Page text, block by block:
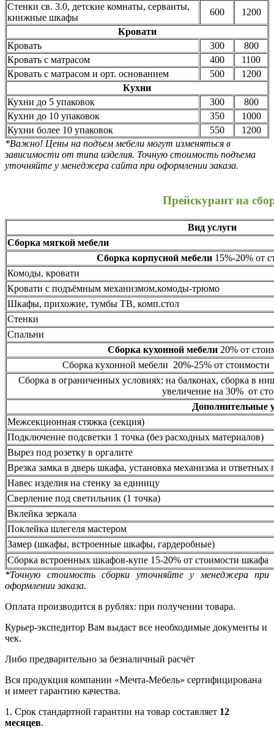
Стенки св. 3.0, детские комнаты, серванты,
книжные шкафы
600
1200
Кровати
Кровать
300
800
Кровать с матрасом
400
1100
Кровать с матрасом и орт. основанием
500
1200
Кухни
Кухни до 5 упаковок
300
800
Кухни до 10 упаковок
350
1000
Кухни более 10 упаковок
550
1200
*Важно! Цены на подъем мебели могут изменяться в
зависимости от типа изделия. Точную стоимость подъема
уточняйте у менеджера сайта при оформлении заказа.
Прейскурант на
Вид услуги
Сборка мягкой мебели
Сборка корпусной мебели15%-20% от
Комоды, кровати
Кровати с подъёмным механизмом,комоды-трюмо
Шкафы, прихожие, тумбы ТВ, комп.стол
Стенки
Спальни
Сборка кухонной мебели20% от
Сборка кухонной мебели 20%-25% от стоимости
Сборка в ограниченных условиях: на балконах, сборка в
увеличение на 30% от
Дополнительные
Межсекционная стяжка (секция)
Подключение подсветки 1 точка (без расходных материалов)
Вырез под розетку в оргалите
Врезка замка в дверь шкафа, установка механизма и ответных
Навес изделия на стенку за единицу
Сверление под светильник (1 точка)
Вклейка зеркала
Поклейка шлегеля мастером
Замер (шкафы, встроенные шкафы, гардеробные)
Сборка встроенных шкафов-купе 15-20% от стоимости шкафа
*Точную стоимость сборки уточняйте у менеджера при
оформлении заказа.
Оплата производится в рублях: при получении товара.
Курьер-экспедитор Вам выдаст все необходимые документы и
чек.
Либо предварительно за безналичный расчёт
Вся продукция компании «Мечта-Мебель» сертифицирована
и имеет гарантию качества.
1. Срок стандартной гарантии на товар составляет 12
месяцев.